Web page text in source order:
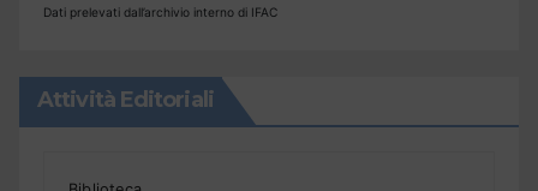
Dati prelevati dall’archivio interno di IFAC
Attività Editoriali